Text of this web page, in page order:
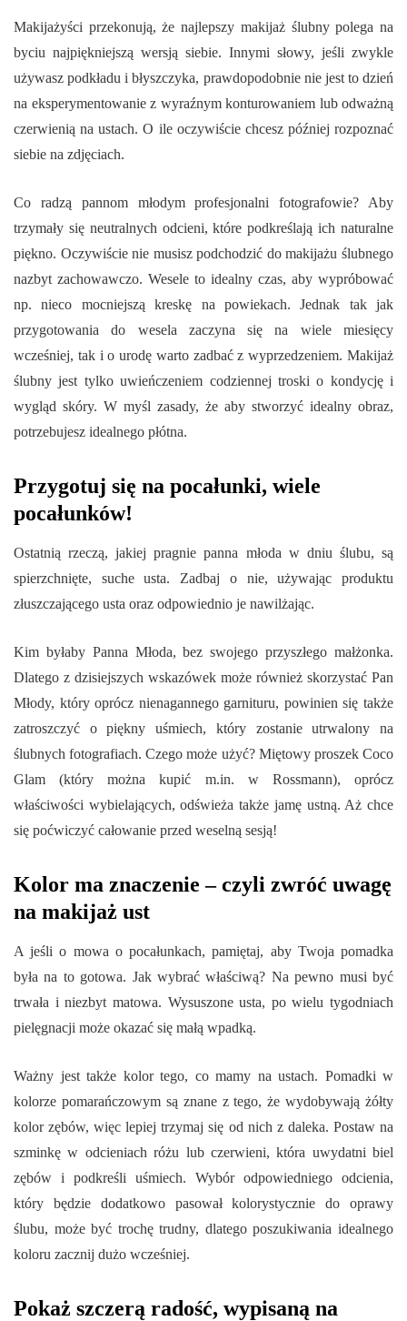
Makijażyści przekonują, że najlepszy makijaż ślubny polega na
byciu najpiękniejszą wersją siebie. Innymi słowy, jeśli zwykle
używasz podkładu i błyszczyka, prawdopodobnie nie jest to dzień
na eksperymentowanie z wyraźnym konturowaniem lub odważną
czerwienią na ustach. O ile oczywiście chcesz później rozpoznać
siebie na zdjęciach.
Co radzą pannom młodym profesjonalni fotografowie? Aby
trzymały się neutralnych odcieni, które podkreślają ich naturalne
piękno. Oczywiście nie musisz podchodzić do makijażu ślubnego
nazbyt zachowawczo. Wesele to idealny czas, aby wypróbować
np. nieco mocniejszą kreskę na powiekach. Jednak tak jak
przygotowania do wesela zaczyna się na wiele miesięcy
wcześniej, tak i o urodę warto zadbać z wyprzedzeniem. Makijaż
ślubny jest tylko uwieńczeniem codziennej troski o kondycję i
wygląd skóry. W myśl zasady, że aby stworzyć idealny obraz,
potrzebujesz idealnego płótna.
Przygotuj się na pocałunki, wiele
pocałunków!
Ostatnią rzeczą, jakiej pragnie panna młoda w dniu ślubu, są
spierzchnięte, suche usta. Zadbaj o nie, używając produktu
złuszczającego usta oraz odpowiednio je nawilżając.
Kim byłaby Panna Młoda, bez swojego przyszłego małżonka.
Dlatego z dzisiejszych wskazówek może również skorzystać Pan
Młody, który oprócz nienagannego garnituru, powinien się także
zatroszczyć o piękny uśmiech, który zostanie utrwalony na
ślubnych fotografiach. Czego może użyć? Miętowy proszek Coco
Glam (który można kupić m.in. w Rossmann), oprócz
właściwości wybielających, odświeża także jamę ustną. Aż chce
się poćwiczyć całowanie przed weselną sesją!
Kolor ma znaczenie – czyli zwróć uwagę
na makijaż ust
A jeśli o mowa o pocałunkach, pamiętaj, aby Twoja pomadka
była na to gotowa. Jak wybrać właściwą? Na pewno musi być
trwała i niezbyt matowa. Wysuszone usta, po wielu tygodniach
pielęgnacji może okazać się małą wpadką.
Ważny jest także kolor tego, co mamy na ustach. Pomadki w
kolorze pomarańczowym są znane z tego, że wydobywają żółty
kolor zębów, więc lepiej trzymaj się od nich z daleka. Postaw na
szminkę w odcieniach różu lub czerwieni, która uwydatni biel
zębów i podkreśli uśmiech. Wybór odpowiedniego odcienia,
który będzie dodatkowo pasował kolorystycznie do oprawy
ślubu, może być trochę trudny, dlatego poszukiwania idealnego
koloru zacznij dużo wcześniej.
Pokaż szczerą radość, wypisaną na